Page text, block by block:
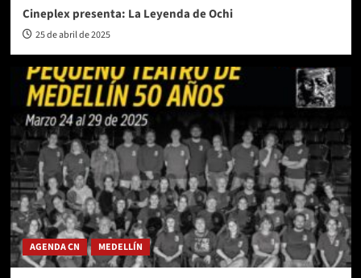
Cineplex presenta: La Leyenda de Ochi
25 de abril de 2025
AGENDA CN MEDELLÍN